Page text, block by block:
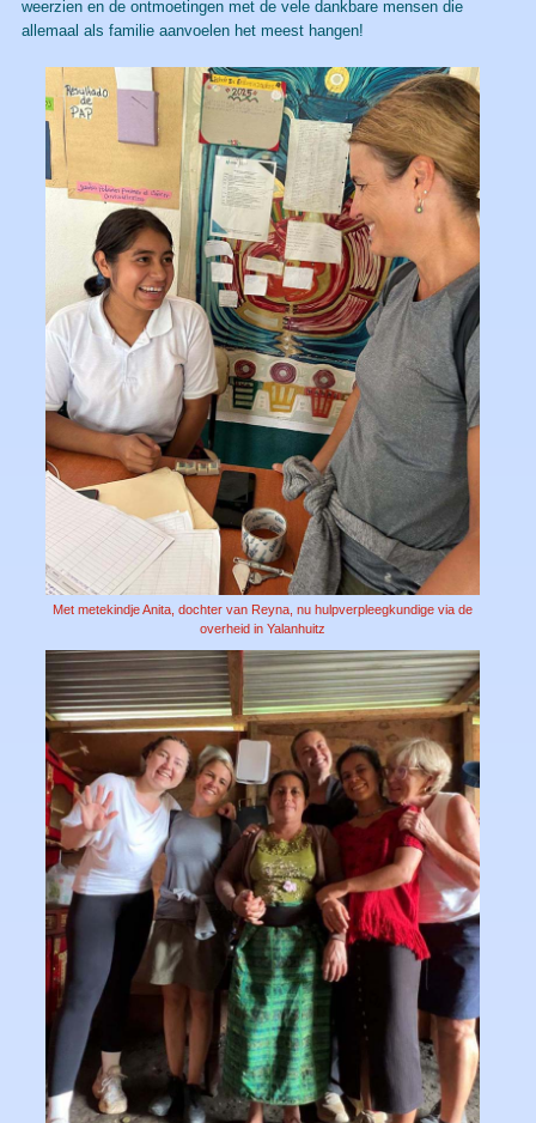
weerzien en de ontmoetingen met de vele dankbare mensen die
allemaal als familie aanvoelen het meest hangen!
Met metekindje Anita, dochter van Reyna, nu hulpverpleegkundige via de
overheid in Yalanhuitz